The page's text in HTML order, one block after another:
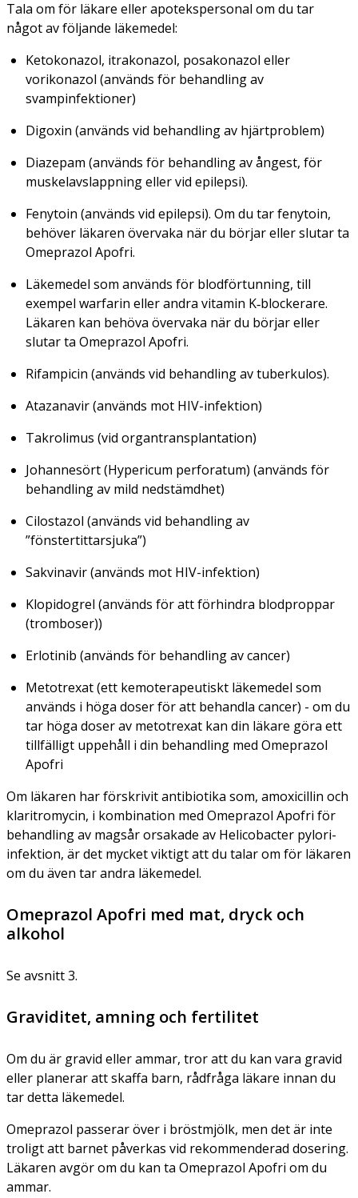
Tala om för läkare eller apotekspersonal om du tar
något av följande läkemedel:
Ketokonazol, itrakonazol, posakonazol eller
vorikonazol (används för behandling av
svampinfektioner)
Digoxin (används vid behandling av hjärtproblem)
Diazepam (används för behandling av ångest, för
muskelavslappning eller vid epilepsi).
Fenytoin (används vid epilepsi). Om du tar fenytoin,
behöver läkaren övervaka när du börjar eller slutar ta
Omeprazol Apofri.
Läkemedel som används för blodförtunning, till
exempel warfarin eller andra vitamin K‑blockerare.
Läkaren kan behöva övervaka när du börjar eller
slutar ta Omeprazol Apofri.
Rifampicin (används vid behandling av tuberkulos).
Atazanavir (används mot HIV-infektion)
Takrolimus (vid organtransplantation)
Johannesört (Hypericum perforatum) (används för
behandling av mild nedstämdhet)
Cilostazol (används vid behandling av
”fönstertittarsjuka”)
Sakvinavir (används mot HIV-infektion)
Klopidogrel (används för att förhindra blodproppar
(tromboser))
Erlotinib (används för behandling av cancer)
Metotrexat (ett kemoterapeutiskt läkemedel som
används i höga doser för att behandla cancer) - om du
tar höga doser av metotrexat kan din läkare göra ett
tillfälligt uppehåll i din behandling med Omeprazol
Apofri
Om läkaren har förskrivit antibiotika som, amoxicillin och
klaritromycin, i kombination med Omeprazol Apofri för
behandling av magsår orsakade av Helicobacter pylori-
infektion, är det mycket viktigt att du talar om för läkaren
om du även tar andra läkemedel.
Omeprazol Apofri med mat, dryck och
alkohol
Se avsnitt 3.
Graviditet, amning och fertilitet
Om du är gravid eller ammar, tror att du kan vara gravid
eller planerar att skaffa barn, rådfråga läkare innan du
tar detta läkemedel.
Omeprazol passerar över i bröstmjölk, men det är inte
troligt att barnet påverkas vid rekommenderad dosering.
Läkaren avgör om du kan ta Omeprazol Apofri om du
ammar.